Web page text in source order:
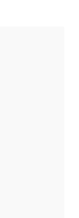
data in this